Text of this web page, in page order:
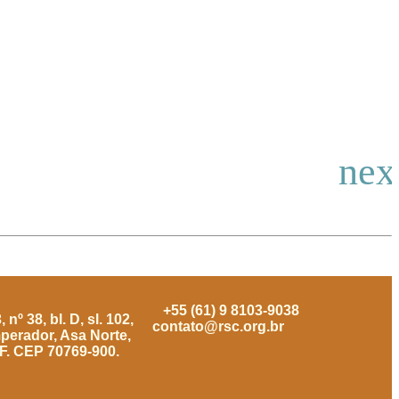
nº 38, bl. D, sl. 102,
Asa Norte,
CEP 70769-900.
+55 (61) 9 8103-9038
contato@rsc.org.br